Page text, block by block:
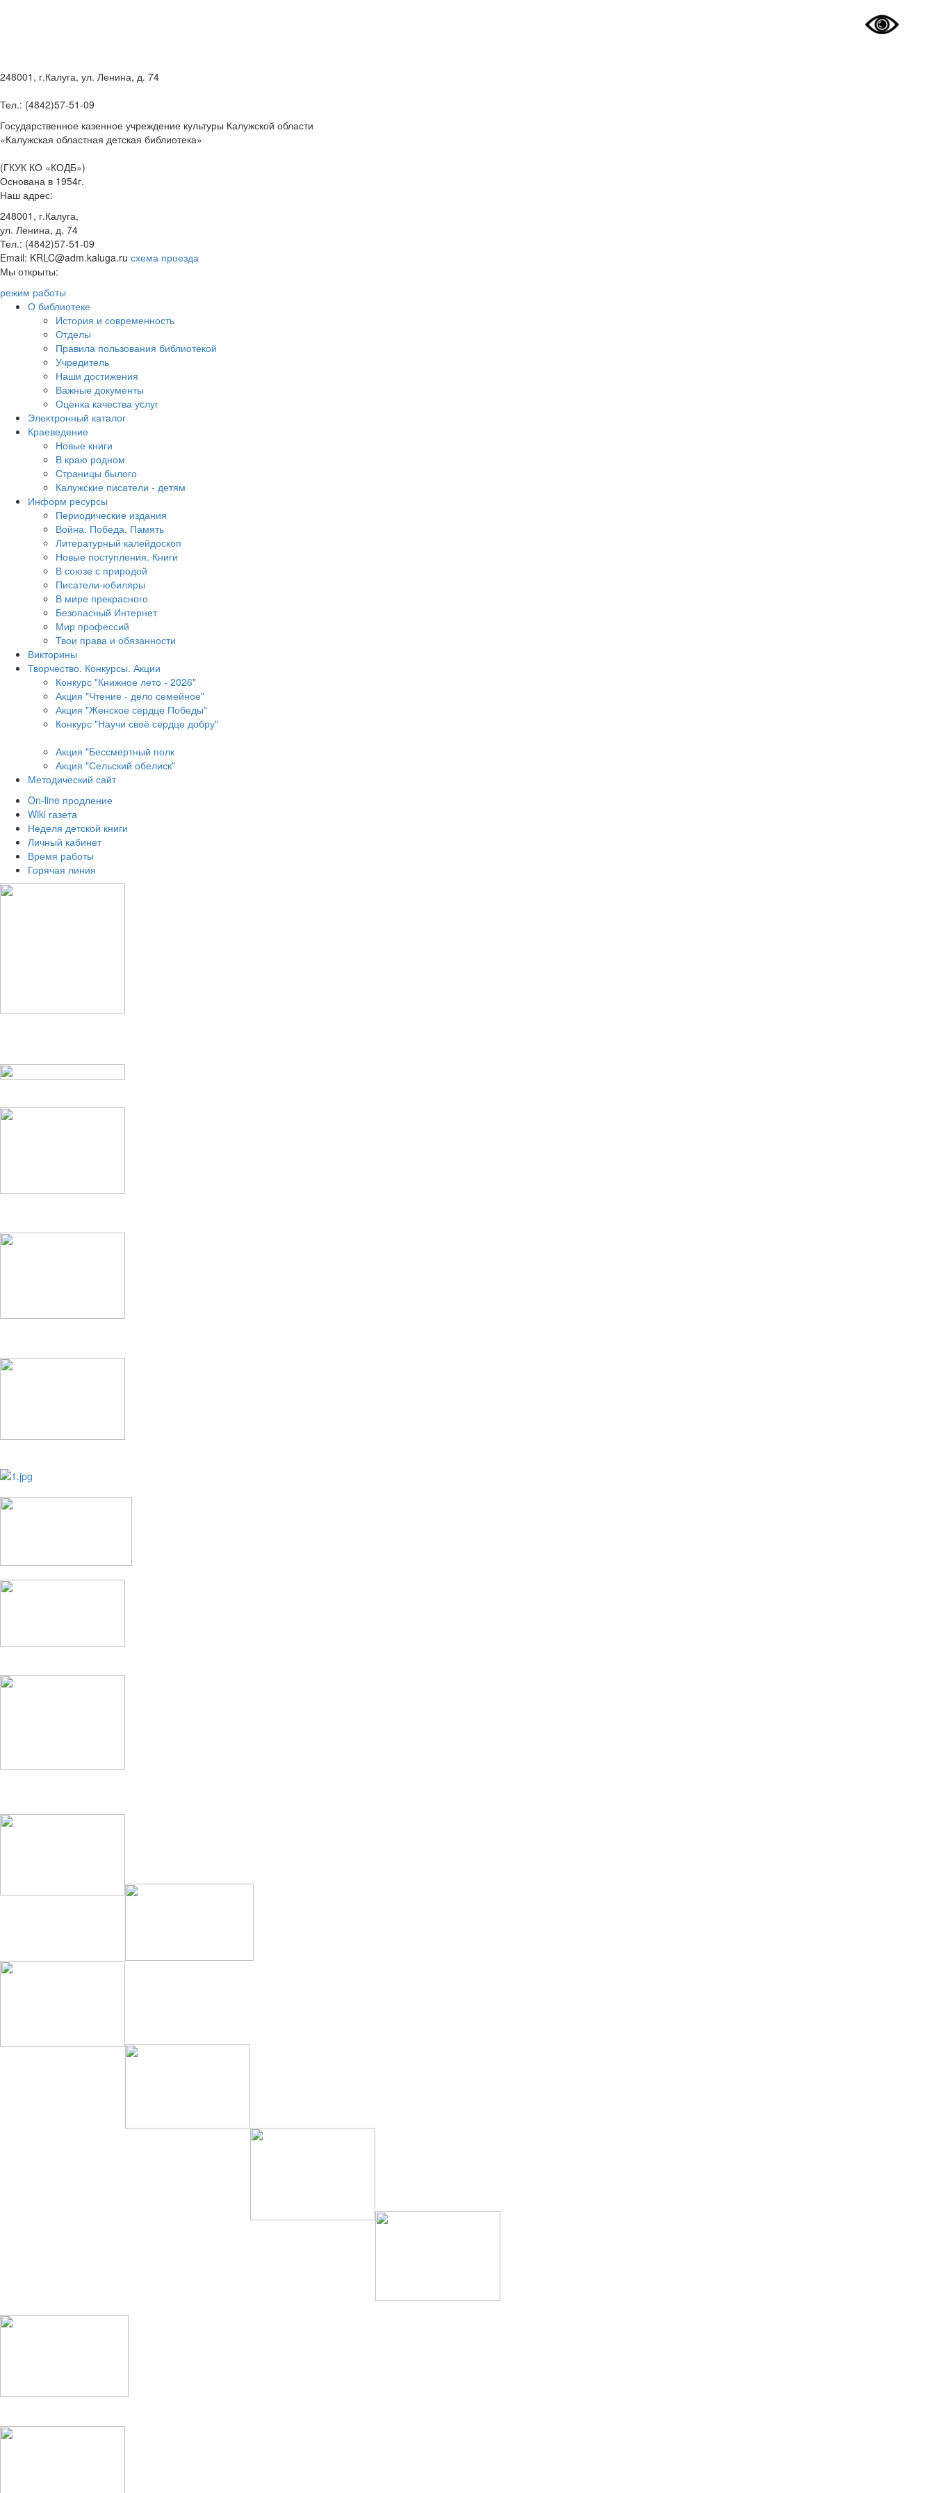
248001, г.Калуга, ул. Ленина, д. 74
Тел.: (4842)57-51-09
Государственное казенное учреждение культуры Калужской области
«Калужская областная детская библиотека»
(ГКУК КО «КОДБ»)
Основана в 1954г.
Наш адрес:
248001, г.Калуга,
ул. Ленина, д. 74
Тел.: (4842)57-51-09
Email: KRLC@adm.kaluga.ru схема проезда
Мы открыты:
режим работы
О библиотеке
История и современность
Отделы
Правила пользования библиотекой
Учредитель
Наши достижения
Важные документы
Оценка качества услуг
Электронный каталог
Краеведение
Новые книги
В краю родном
Страницы былого
Калужские писатели - детям
Информ ресурсы
Периодические издания
Война. Победа. Память
Литературный калейдоскоп
Новые поступления. Книги
В союзе с природой
Писатели-юбиляры
В мире прекрасного
Безопасный Интернет
Мир профессий
Твои права и обязанности
Викторины
Творчество. Конкурсы. Акции
Конкурс "Книжное лето - 2026"
Акция "Чтение - дело семейное"
Акция "Женское сердце Победы"
Конкурс "Научи своё сердце добру"
Акция "Бессмертный полк
Акция "Сельский обелиск"
Методический сайт
On-line продление
Wiki газета
Неделя детской книги
Личный кабинет
Время работы
Горячая линия